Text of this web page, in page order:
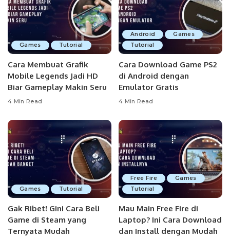
Games Tutorial
Cara Membuat Grafik
Mobile Legends Jadi HD
Biar Gameplay Makin Seru
4 Min Read
Android
Games
Tutorial
Cara Download Game PS2
di Android dengan
Emulator Gratis
4 Min Read
Games Tutorial
Gak Ribet! Gini Cara Beli
Game di Steam yang
Ternyata Mudah
Free Fire
Games
Tutorial
Mau Main Free Fire di
Laptop? Ini Cara Download
dan Install dengan Mudah